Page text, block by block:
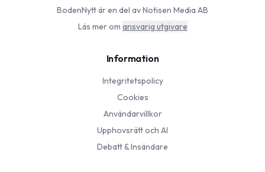
BodenNyttär en del av Notisen Media AB
Läs mer om ansvarig utgivare
Information
Integritetspolicy
Cookies
Användarvillkor
Upphovsrätt och AI
Debatt & Insändare